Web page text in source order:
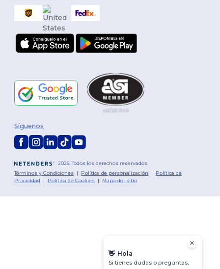
2026. Todos los derechos reservados
Términos y Condiciones | Política de personalización | Política de
Privacidad | Política de Cookies | Mapa del sitio
Síguenos
👋 Hola
Si tienes dudas o preguntas,